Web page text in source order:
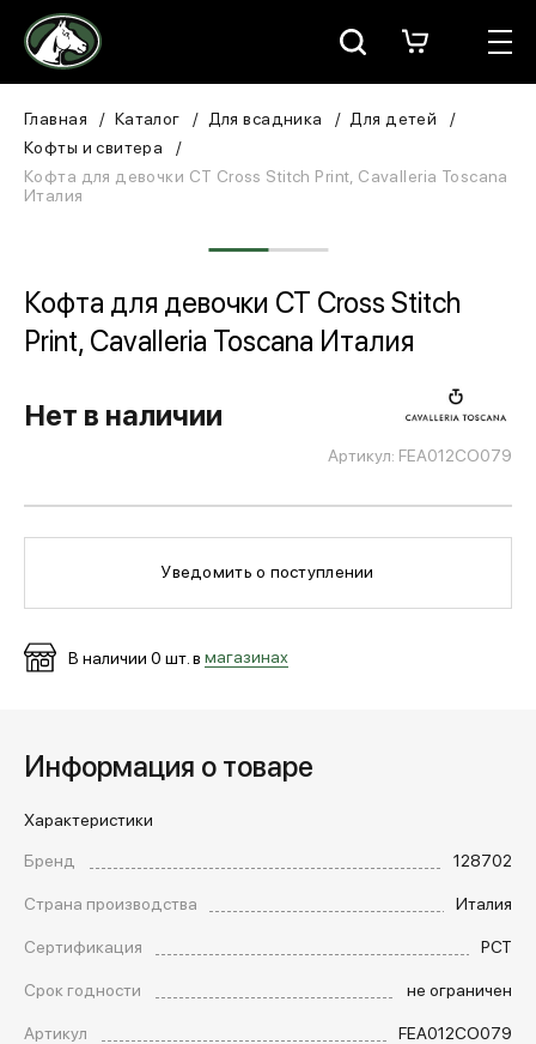
Москва
Для всадника
ЗООТОВАРЫ
БРЕНДЫ
МЕДИА
ОПЛАТА И ДОСТАВКА
Главная Каталог Для всадника
Для детей
Кофты и свитера
Кофта для девочки CT Cross Stitch Print, Cavalleria Toscana
Италия
Кофта для девочки CT Cross Stitch
Print, Cavalleria Toscana Италия
Артикул: FEA012CO079
Нет в наличии
Уведомить о поступлении
В наличии 0 шт. в магазинах
Информация о товаре
Характеристики
Бренд
128702
Страна производства
Италия
Сертификация
РСТ
Срок годности
не ограничен
Артикул
FEA012CO079